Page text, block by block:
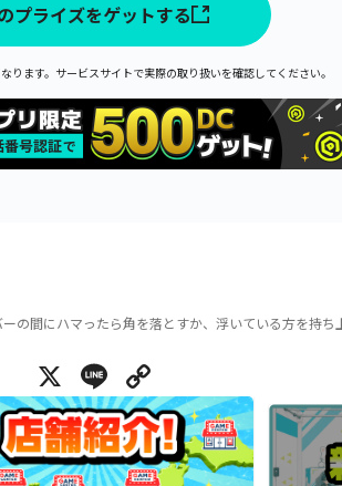
プライズをゲットする
ります。サービスサイトで実際の取り扱いを確認してください。
の間にハマったら角を落とすか、浮いている方を持
X Line